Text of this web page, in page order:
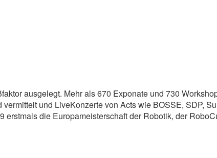
ausgelegt. Mehr als 670 Exponate und 730
und LiveKonzerte von Acts wie BOSSE, SDP,
die Europameisterschaft der Robotik, der